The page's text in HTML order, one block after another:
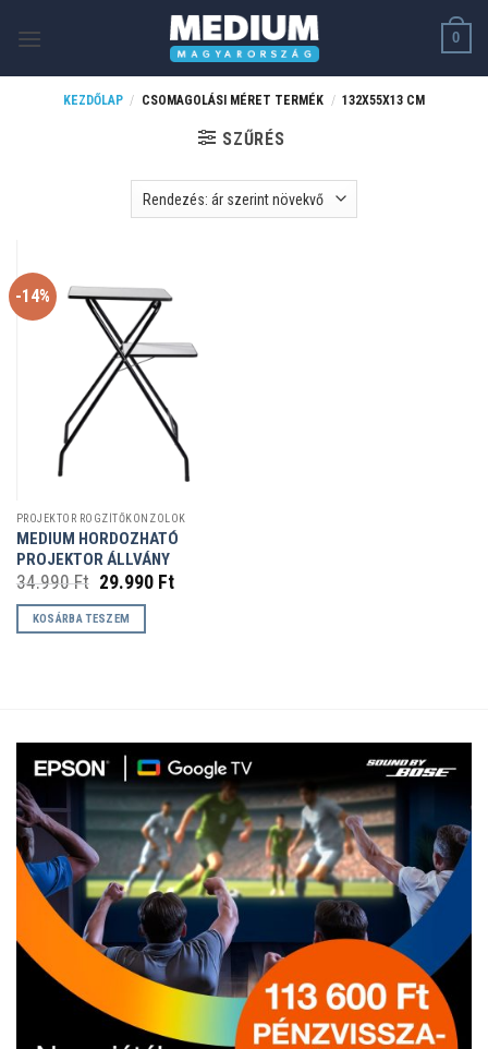
0
KEZDŐLAP / CSOMAGOLÁSI MÉRET TERMÉK / 132X55X13 CM
SZŰRÉS
-14%
PROJEKTOR RÖGZÍTŐKONZOLOK
MEDIUM HORDOZHATÓ
PROJEKTOR ÁLLVÁNY
34.990Ft Original
price
was:
34.990 Ft.
29.990 FtCurrent
KOSÁRBA TESZEM